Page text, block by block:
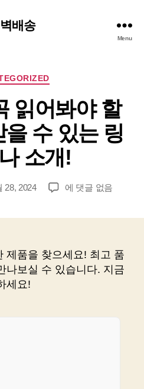
배송
Menu
Categories
읽어봐야 할
수 있는 링
소개!
28, 2024
쇼
읽
어
봐
핫
에 댓글 없음
제품을 찾으세요! 최고 품
나보실 수 있습니다. 지금
세요!